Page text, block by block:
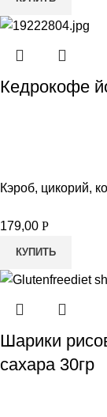
Кедрокофе
Кэроб, цикорий,
179,00 Р
КУПИТЬ
Шарики
сахара 30гр